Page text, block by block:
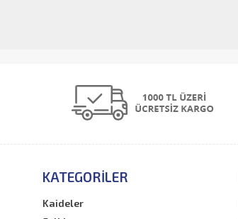
KATEGORILER
Kaideler